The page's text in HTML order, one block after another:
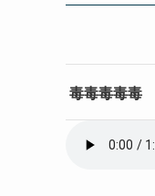
毒毒毒毒毒